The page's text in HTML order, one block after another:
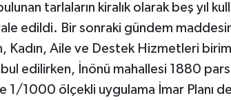
tarlaların kiralık olarak beş yıl
edildi. Bir sonraki gündem
Kadın, Aile ve Destek Hizmetleri
edilirken, İnönü mahallesi 1880
1/1000 ölçekli uygulama İmar Planı